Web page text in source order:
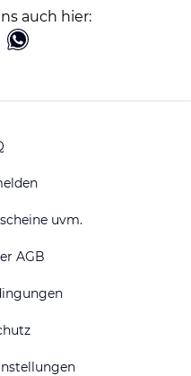
auch hier:
uvm.
AGB